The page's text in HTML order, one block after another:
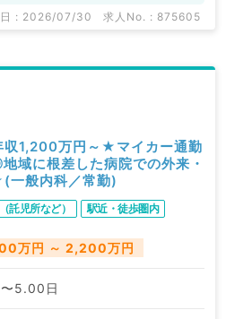
日 : 2026/07/30 求人No. : 875605
収1,200万円～★マイカー通勤
域に根差した病院での外来・
一般内科／常勤)
託児所など） 駅近・徒歩圏内
万円 ～ 2,200万円
5.00日